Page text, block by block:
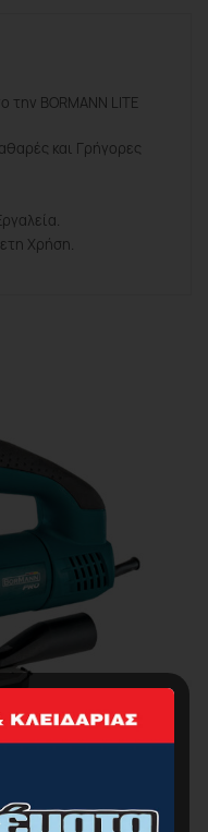
BORMANN LITE
και Γρήγορες
Χρήση.